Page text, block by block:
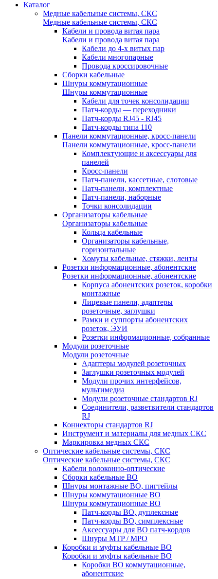
Каталог
Медные кабельные системы, СКС
Медные кабельные системы, СКС
Кабели и провода витая пара
Кабели и провода витая пара
Кабели до 4-х витых пар
Кабели многопарные
Провода кроссировочные
Сборки кабельные
Шнуры коммутационные
Шнуры коммутационные
Кабели для точек консолидации
Патч-корды — переходники
Патч-корды RJ45 - RJ45
Патч-корды типа 110
Панели коммутационные, кросс-панели
Панели коммутационные, кросс-панели
Комплектующие и аксессуары для
панелей
Кросс-панели
Патч-панели, кассетные, слотовые
Патч-панели, комплектные
Патч-панели, наборные
Точки консолидации
Организаторы кабельные
Организаторы кабельные
Кольца кабельные
Организаторы кабельные,
горизонтальные
Хомуты кабельные, стяжки, ленты
Розетки информационные, абонентские
Розетки информационные, абонентские
Корпуса абонентских розеток, коробки
монтажные
Лицевые панели, адаптеры
розеточные, заглушки
Рамки и суппорты абонентских
розеток, ЭУИ
Розетки информационные, собранные
Модули розеточные
Модули розеточные
Адаптеры модулей розеточных
Заглушки розеточных модулей
Модули прочих интерфейсов,
мультимедиа
Модули розеточные стандартов RJ
Соединители, разветвители стандартов
RJ
Коннекторы стандартов RJ
Инструмент и материалы для медных СКС
Маркировка медных СКС
Оптические кабельные системы, СКС
Оптические кабельные системы, СКС
Кабели волоконно-оптические
Сборки кабельные ВО
Шнуры монтажные ВО, пигтейлы
Шнуры коммутационные ВО
Шнуры коммутационные ВО
Патч-корды ВО, дуплексные
Патч-корды ВО, симплексные
Аксессуары для ВО патч-кордов
Шнуры MTP / MPO
Коробки и муфты кабельные ВО
Коробки и муфты кабельные ВО
Коробки ВО коммутационные,
абонентские